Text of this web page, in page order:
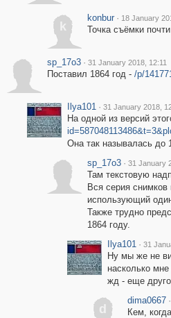
k
konbur · 18 January
Точка съёмки
sp_17o3 · 31 January 2018, 12:11
Поставил 1864 год - /p/
Ilya101 · 31 January 2018,
На одной из версий
Она так называлась до
sp_17o3 · 31 January
Там текстовую
Вся серия
использующий
Также трудно
1864 году.
Ilya101 · 31
Ну мы же не
насколько
жд - еще
d
dima0667 ·
Кем,